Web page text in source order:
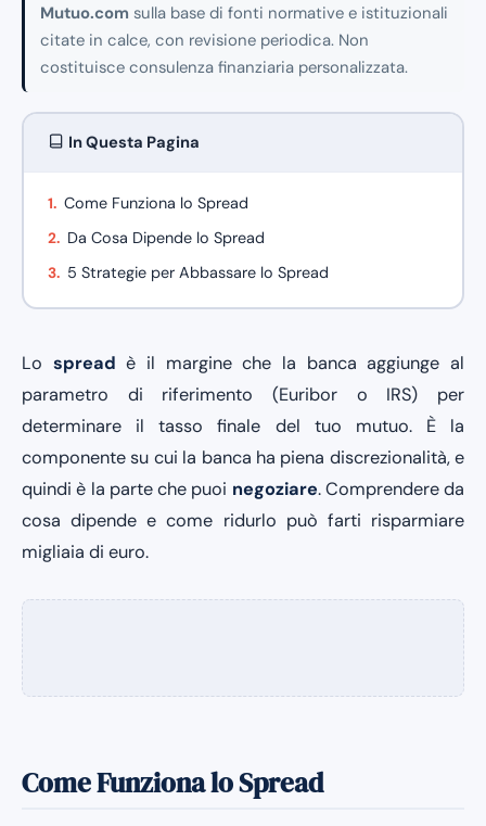
Mutuo.com sulla base di fonti normative e istituzionali
citate in calce, con revisione periodica. Non
costituisce consulenza finanziaria personalizzata.
In Questa Pagina
Come Funziona lo Spread
Da Cosa Dipende lo Spread
5 Strategie per Abbassare lo Spread
Lo spread è il margine che la banca aggiunge al
parametro di riferimento (Euribor o IRS) per
determinare il tasso finale del tuo mutuo. È la
componente su cui la banca ha piena discrezionalità, e
quindi è la parte che puoi negoziare. Comprendere da
cosa dipende e come ridurlo può farti risparmiare
migliaia di euro.
Come Funziona lo Spread